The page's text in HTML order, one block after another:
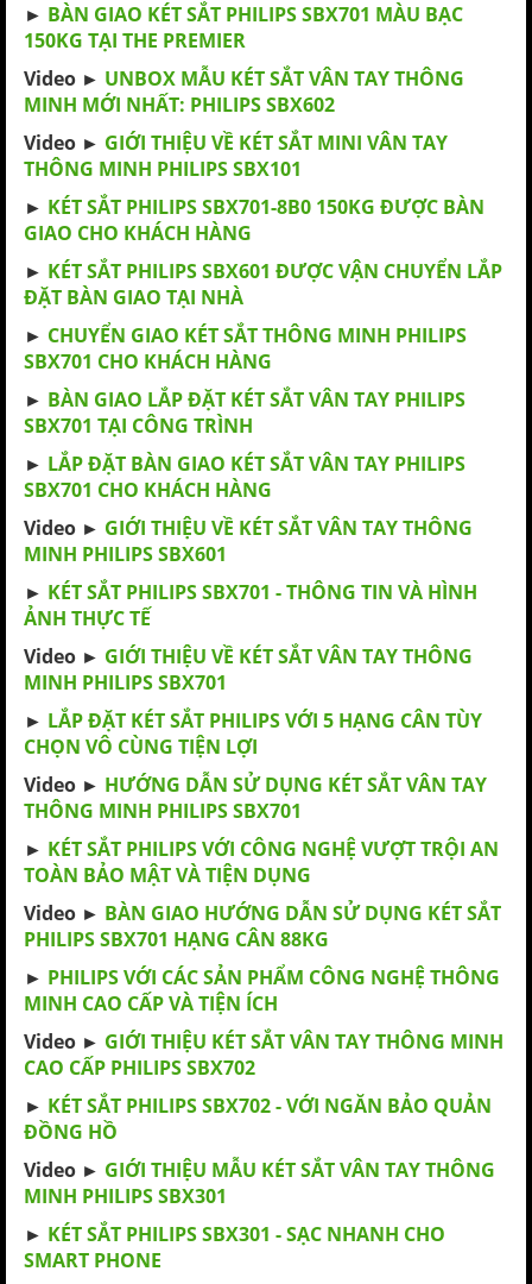
► BÀN GIAO KÉT SẮT PHILIPS SBX701 MÀU BẠC
150KG TẠI THE PREMIER
Video ► UNBOX MẪU KÉT SẮT VÂN TAY THÔNG
MINH MỚI NHẤT: PHILIPS SBX602
Video ► GIỚI THIỆU VỀ KÉT SẮT MINI VÂN TAY
THÔNG MINH PHILIPS SBX101
► KÉT SẮT PHILIPS SBX701-8B0 150KG ĐƯỢC BÀN
GIAO CHO KHÁCH HÀNG
► KÉT SẮT PHILIPS SBX601 ĐƯỢC VẬN CHUYỂN LẮP
ĐẶT BÀN GIAO TẠI NHÀ
► CHUYỂN GIAO KÉT SẮT THÔNG MINH PHILIPS
SBX701 CHO KHÁCH HÀNG
► BÀN GIAO LẮP ĐẶT KÉT SẮT VÂN TAY PHILIPS
SBX701 TẠI CÔNG TRÌNH
► LẮP ĐẶT BÀN GIAO KÉT SẮT VÂN TAY PHILIPS
SBX701 CHO KHÁCH HÀNG
Video ► GIỚI THIỆU VỀ KÉT SẮT VÂN TAY THÔNG
MINH PHILIPS SBX601
► KÉT SẮT PHILIPS SBX701 - THÔNG TIN VÀ HÌNH
ẢNH THỰC TẾ
Video ► GIỚI THIỆU VỀ KÉT SẮT VÂN TAY THÔNG
MINH PHILIPS SBX701
► LẮP ĐẶT KÉT SẮT PHILIPS VỚI 5 HẠNG CÂN TÙY
CHỌN VÔ CÙNG TIỆN LỢI
Video ► HƯỚNG DẪN SỬ DỤNG KÉT SẮT VÂN TAY
THÔNG MINH PHILIPS SBX701
► KÉT SẮT PHILIPS VỚI CÔNG NGHỆ VƯỢT TRỘI AN
TOÀN BẢO MẬT VÀ TIỆN DỤNG
Video ► BÀN GIAO HƯỚNG DẪN SỬ DỤNG KÉT SẮT
PHILIPS SBX701 HẠNG CÂN 88KG
► PHILIPS VỚI CÁC SẢN PHẨM CÔNG NGHỆ THÔNG
MINH CAO CẤP VÀ TIỆN ÍCH
Video ► GIỚI THIỆU KÉT SẮT VÂN TAY THÔNG MINH
CAO CẤP PHILIPS SBX702
► KÉT SẮT PHILIPS SBX702 - VỚI NGĂN BẢO QUẢN
ĐỒNG HỒ
Video ► GIỚI THIỆU MẪU KÉT SẮT VÂN TAY THÔNG
MINH PHILIPS SBX301
► KÉT SẮT PHILIPS SBX301 - SẠC NHANH CHO
SMART PHONE